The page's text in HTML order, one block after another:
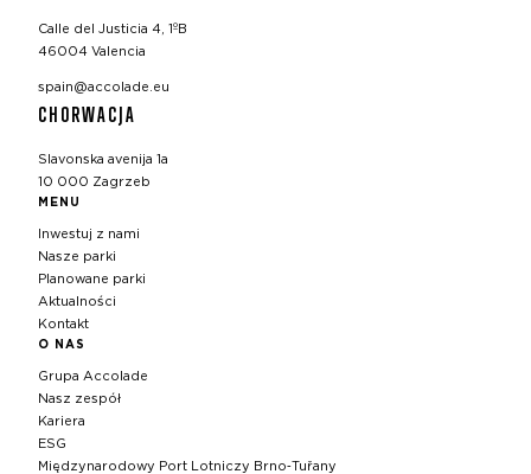
Calle del Justicia 4, 1ºB
46004 Valencia
spain@accolade.eu
CHORWACJA
Slavonska avenija 1a
10 000 Zagrzeb
MENU
Inwestuj z nami
Nasze parki
Planowane parki
Aktualności
Kontakt
O NAS
Grupa Accolade
Nasz zespół
Kariera
ESG
Międzynarodowy Port Lotniczy Brno‑Tuřany